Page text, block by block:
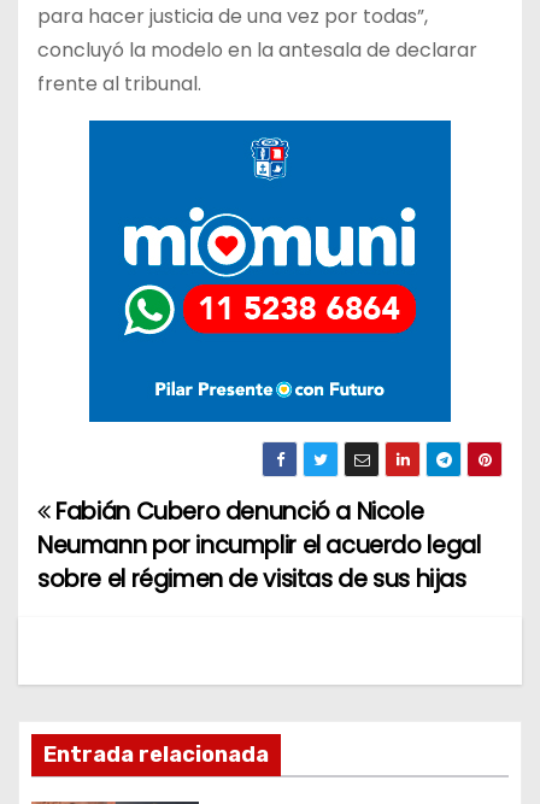
para hacer justicia de una vez por todas”,
concluyó la modelo en la antesala de declarar
frente al tribunal.
N
a
e
g
a
Fabián Cubero denunció a Nicole
Neumann por incumplir el acuerdo legal
sobre el régimen de visitas de sus hijas
Entrada relacionada